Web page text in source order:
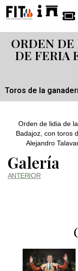
ORDEN
DE FERIA
Toros de la
Orden de lidia de
Badajoz, con toros
Alejandro
Galería
ANTERIOR